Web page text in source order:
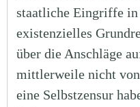
staatliche Eingriffe in
existenzielles
über die Anschläge
mittlerweile nicht
eine Selbstzensur